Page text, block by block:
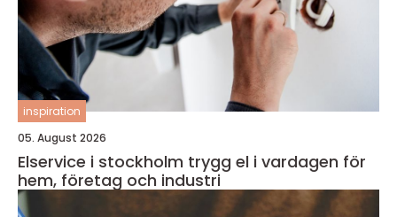
inspiration
05. August 2026
Elservice i stockholm trygg el i vardagen för
hem, företag och industri